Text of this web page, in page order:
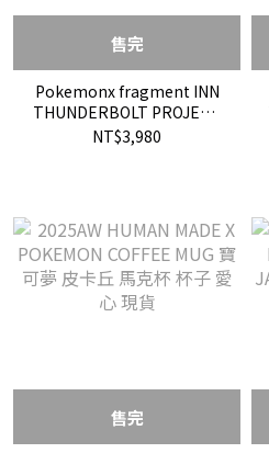
售完
Pokemonx fragment INN
THUNDERBOLT PROJECT
藤原浩 寶可夢 聯名 抱枕 限
NT$3,980
售完